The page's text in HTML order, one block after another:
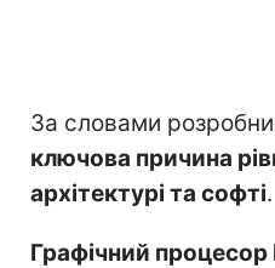
За словами
ключова причина
архітектурі та софті.
Графічний